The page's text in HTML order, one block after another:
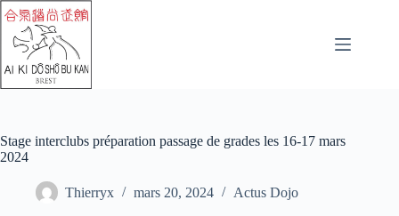
Stage interclubs préparation passage de grades les 16-17 mars
2024
Thierryx mars 20, 2024 Actus Dojo